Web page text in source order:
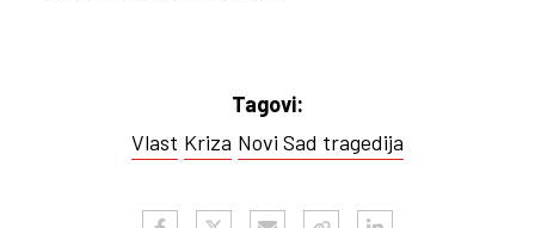
Tagovi:
Vlast Kriza Novi Sad tragedija